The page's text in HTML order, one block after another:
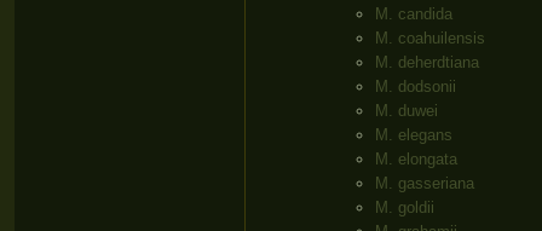
M. candida
M. coahuilensis
M. deherdtiana
M. dodsonii
M. duwei
M. elegans
M. elongata
M. gasseriana
M. goldii